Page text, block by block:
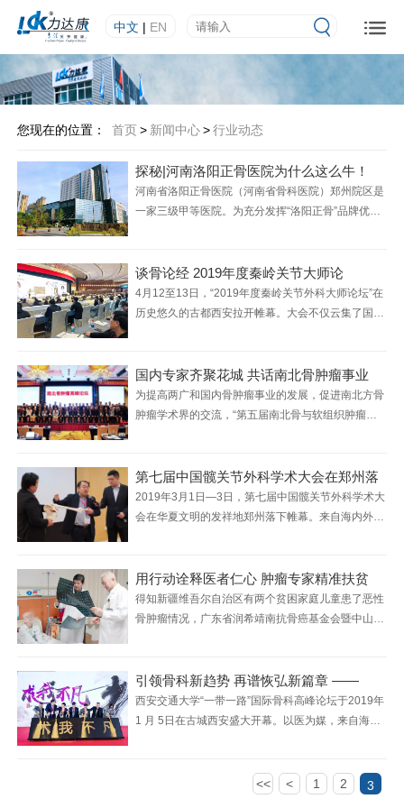
中文 | EN
您现在的位置： 首页> 新闻中心>行业动态
探秘|河南洛阳正骨医院为什么这么牛！
河南省洛阳正骨医院（河南省骨科医院）郑州院区是
一家三级甲等医院。为充分发挥“洛阳正骨”品牌优势
省骨科医院健康管理中心，该中心坚持预防为主，通
过调整人体阴阳平衡、增强人体正气，同时开展全方
位健康风险评估与干预管理服务，努力实现保健、养
谈骨论经 2019年度秦岭关节大师论
4月12至13日，“2019年度秦岭关节外科大师论坛”在
历史悠久的古都西安拉开帷幕。大会不仅云集了国内
空前。大家相聚一堂，就骨科领域的新理论、新观
点、新技术及新进展等进行了学术研讨，共同分享学
术大家多年的学术前沿成果。
国内专家齐聚花城 共话南北骨肿瘤事业
为提高两广和国内骨肿瘤事业的发展，促进南北方骨
肿瘤学术界的交流，“第五届南北骨与软组织肿瘤高
星河湾大酒店落下帷幕。
第七届中国髋关节外科学术大会在郑州落
2019年3月1日—3日，第七届中国髋关节外科学术大
会在华夏文明的发祥地郑州落下帷幕。来自海内外的
盛会之一。
用行动诠释医者仁心 肿瘤专家精准扶贫
得知新疆维吾尔自治区有两个贫困家庭儿童患了恶性
骨肿瘤情况，广东省润希靖南抗骨癌基金会暨中山大
院的骨肿瘤专家一起，将两个孩子从死亡线上成功挽
救了回来。
引领骨科新趋势 再谱恢弘新篇章 ——
西安交通大学“一带一路”国际骨科高峰论坛于2019年
1 月 5日在古城西安盛大开幕。以医为媒，来自海内
<< < 1 2 3